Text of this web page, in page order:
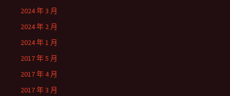
2024 年 3 月
2024 年 2 月
2024 年 1 月
2017 年 5 月
2017 年 4 月
2017 年 3 月